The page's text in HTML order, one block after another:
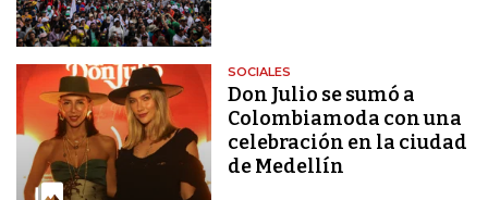
SOCIALES
Don Julio se sumó a
Colombiamoda con una
celebración en la ciudad
de Medellín